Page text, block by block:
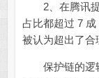
2、在腾讯提
占比都超过 7
被认为超出了合
保护链的逻辑